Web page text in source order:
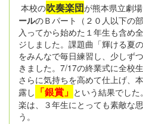
本校の吹奏楽団が熊本県立劇
ールのＢパート（２０人以下の
入ってから始めた１年生も含め
ジしました。課題曲「輝ける夏
をみんなで毎日練習し、少しず
きました。7/17の終業式に全校
さらに気持ちを高めて仕上げ、
露し 「銀賞」 という結果でし
楽は、３年生にとっても素敵な
う。